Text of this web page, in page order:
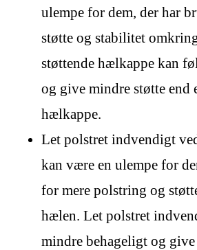
ulempe for dem, der har
støtte og stabilitet
støttende hælkappe kan
og give mindre støtte end
hælkappe.
Let polstret indvendigt
kan være en ulempe for
for mere polstring og
hælen. Let polstret
mindre behageligt og